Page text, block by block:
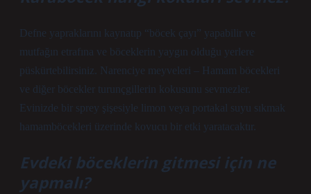
Defne yapraklarını kaynatıp “böcek çayı” yapabilir ve
mutfağın etrafına ve böceklerin yaygın olduğu yerlere
püskürtebilirsiniz. Narenciye meyveleri – Hamam böcekleri
ve diğer böcekler turunçgillerin kokusunu sevmezler.
Evinizde bir sprey şişesiyle limon veya portakal suyu sıkmak
hamamböcekleri üzerinde kovucu bir etki yaratacaktır.
Evdeki böceklerin gitmesi için ne
yapmalı?